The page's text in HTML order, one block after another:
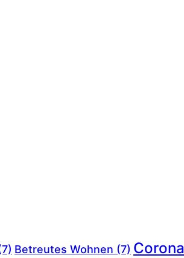
Betreutes Wohnen (7) Corona